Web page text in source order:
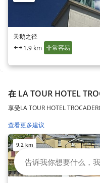
天鹅之径
1.9 km 非常容易
在 LA TOUR HOTEL
享受LA TOUR HOTEL
查看更多建议
9.2 km
告诉我你想要什么，